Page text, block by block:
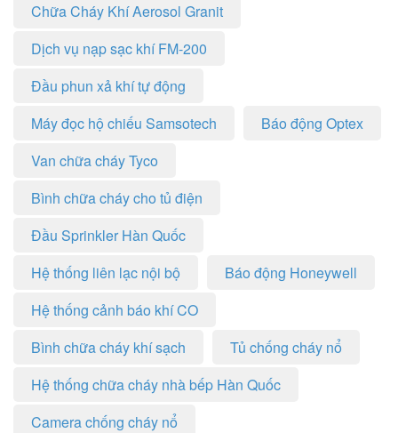
Chữa Cháy Khí Aerosol Granit
Dịch vụ nạp sạc khí FM-200
Đầu phun xả khí tự động
Máy đọc hộ chiếu Samsotech
Báo động Optex
Van chữa cháy Tyco
Bình chữa cháy cho tủ điện
Đầu Sprinkler Hàn Quốc
Hệ thống liên lạc nội bộ
Báo động Honeywell
Hệ thống cảnh báo khí CO
Bình chữa cháy khí sạch
Tủ chống cháy nổ
Hệ thống chữa cháy nhà bếp Hàn Quốc
Camera chống cháy nổ